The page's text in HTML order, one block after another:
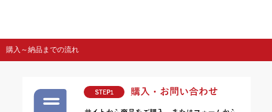
購入～納品までの流れ